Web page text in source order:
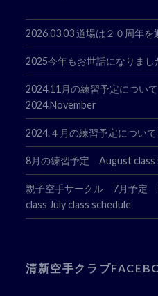
2026.03.03 道場は２０周年を
2025今年もお世話になりまし
2024.11月の練習予定につい
2024.November
2024.４月の練習予定につい
8月の練習予定 August class
親子空手サークル 7月予定
class July class schedule
清新空手クラブ